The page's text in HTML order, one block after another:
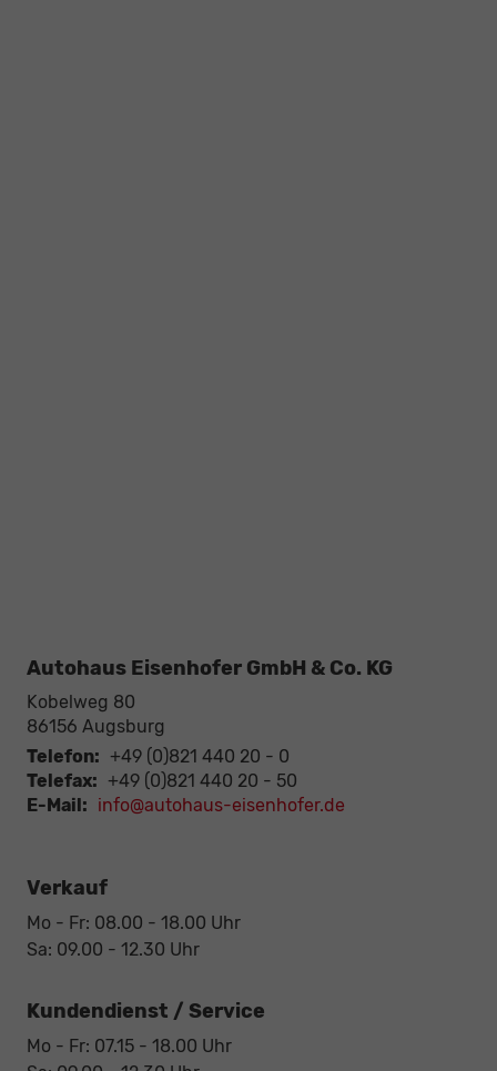
Autohaus Eisenhofer GmbH & Co. KG
Kobelweg 80
86156 Augsburg
Telefon: +49 (0)821 440 20 - 0
Telefax: +49 (0)821 440 20 - 50
E-Mail: info@autohaus-eisenhofer.de
Verkauf
Mo - Fr: 08.00 - 18.00 Uhr
Sa: 09.00 - 12.30 Uhr
Kundendienst / Service
Mo - Fr: 07.15 - 18.00 Uhr